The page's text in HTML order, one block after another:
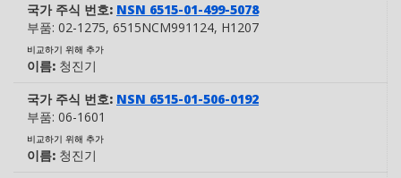
국가 주식 번호: NSN 6515-01-499-5078
부품: 02-1275, 6515NCM991124, H1207
비교하기 위해 추가
이름: 청진기
국가 주식 번호: NSN 6515-01-506-0192
부품: 06-1601
비교하기 위해 추가
이름: 청진기